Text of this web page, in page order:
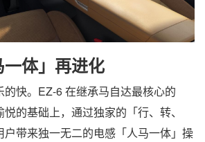
体」再进化
的快。EZ-6 在继承马自达最核心的
悦的基础上，通过独家的「行、转、
带来独一无二的电感「人马一体」操